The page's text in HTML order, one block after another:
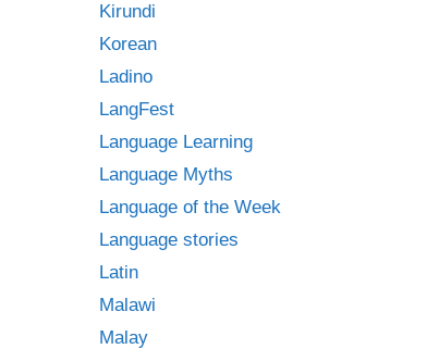
Kirundi
Korean
Ladino
LangFest
Language Learning
Language Myths
Language of the Week
Language stories
Latin
Malawi
Malay